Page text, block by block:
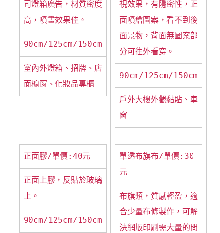
司燈箱廣告，材質密度
高，噴畫效果佳。
90cm/125cm/150cm
室內外燈箱、招牌、店
面櫥窗、化妝品專櫃
視效果，有隱密性，正
面噴繪圖案，看不到後
面景物，背面無圖案部
分可往外看穿。
90cm/125cm/150cm
戶外大樓外觀黏貼、車
窗
正面膠/單價:40元
正面上膠，反貼於玻璃
上。
90cm/125cm/150cm
單透布旗布/單價:30
元
布旗類，質感輕盈，適
合少量布條製作，可解
決網版印刷需大量的問